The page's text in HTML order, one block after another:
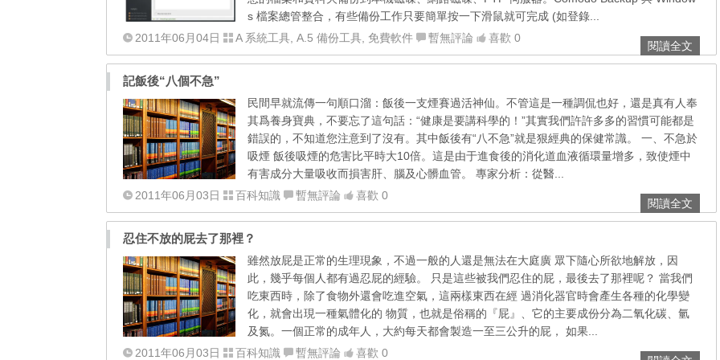
s 檔案總管整合，有些備份工作只要簡單按一下滑鼠就可完成 (如登錄...
2011年06月04日
A 系統工具 A.5 備份工具 免費軟件 暫無評論 喜歡 0
閱讀全文
記飯後“八個不急”
民間早就流傳一句順口溜：飯後一支煙賽過活神仙。不管這是一種調侃也好，還是真有人奉
其爲養身寶典，不要忘了這句話：“健康是要講科學的！”其實我們許許多多的習慣可能都是
錯誤的，不知道您注意到了沒有。其中飯後有“八不急”就是狠經典的保健常識。 一、不急於
吸煙 飯後吸煙的危害比平時大10倍。這是由于進食後的消化道血液循環量增多，致使煙中
有害成分大量吸收而損害肝、腦及心髒血管。 專家分析：從醫...
2011年06月03日
百科知識 暫無評論 喜歡 0
閱讀全文
忍住不放的屁去了那裡？
雖然放屁是正常的生理現象，不過一般的人還是無法在大庭廣 眾下隨心所欲地解放，因
此，幾乎每個人都有過忍屁的經驗。 只是這些被我們忍住的屁，最後去了那裡呢？ 當我們
吃東西時，除了食物外還會吃進空氣，這兩樣東西在經 過消化器官時會產生各種的化學變
化，就會出現一種氣體化的 物質，也就是俗稱的『屁』、它的主要成份分為二氧化碳、氫
及氮。一個正常的成年人，大約每天都會製造一至三公升的屁， 如果...
2011年06月03日
百科知識 暫無評論 喜歡 0